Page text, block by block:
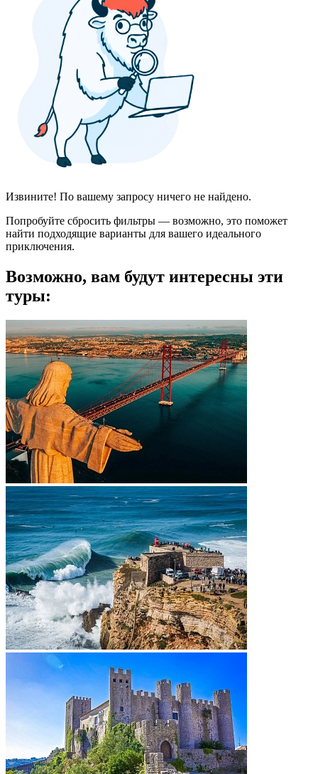
Извините! По вашему запросу ничего не найдено.
Попробуйте сбросить фильтры — возможно, это поможет
найти подходящие варианты для вашего идеального
приключения.
Возможно, вам будут интересны эти
туры: